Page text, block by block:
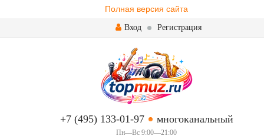
Полная версия сайта
Вход Регистрация
+7 (495) 133-01-97 многоканальный
Пн—Вс 9:00—21:00